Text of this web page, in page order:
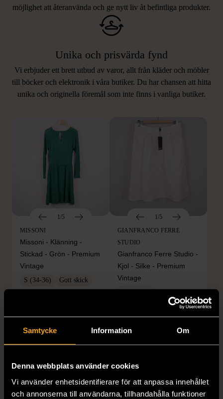
Samtycke Information Om
Denna webbplats använder cookies
Vi använder enhetsidentifierare för att anpassa innehållet
och annonserna till användarna, tillhandahålla funktioner
möjlighet att återanvända och ge nytt liv åt befintliga produkter.
Unika och prisvärda fynd
Vi erbjuder ett brett utbud av varor, allt från kläder och möbler
till böcker och elektronik i våra butiker. Du har chansen att hitta
unika och originella föremål som inte finns i vanliga butiker.
LIKNANDE PRODUKTER
Hitta produkter som påminner om denna
1/5
MISSONI
Missoni - Klänning -
Stickad - Grön - Premium
Vintage
S (34-36) Gott skick
1/5
GIANFRANCO FERRE
STUDIO
Gianfranco Ferre Studio -
Kjol - Silke - Premium
Vintage
S (34-36)
Mycket gott skick